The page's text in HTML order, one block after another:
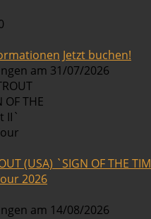
Jetzt buchen!
am 31/07/2026
(USA) `SIGN OF THE
2026
am 14/08/2026